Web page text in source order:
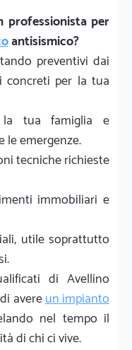
professionista per
antisismico?
preventivi dai
per la tua
la tua famiglia e
emergenze.
tecniche richieste
immobiliari e
utile soprattutto
di Avellino
avereun impianto
nel tempo il
di chi ci vive.